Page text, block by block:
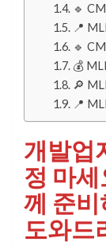
🔹
📍
🔹
💰
🔎
📍
개발업
정 마
께 준
도와드